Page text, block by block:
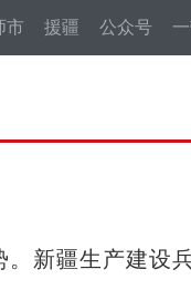
市 援疆 公众号
疆生产建设